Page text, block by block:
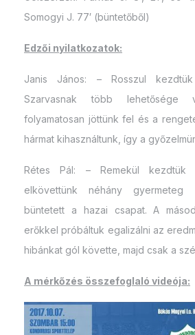
Somogyi J. 77′ (büntetőből)
Edzői nyilatkozatok:
Janis János: – Rosszul
Szarvasnak több
folyamatosan jöttünk fel és a
hármat kihasználtunk, így a
Rétes Pál: – Remekül kezdtük
elkövettünk néhány
büntetett a hazai csapat. A
erőkkel próbáltuk egalizálni az
hibánkat gól követte, majd csak a
A mérkőzés összefoglaló videója: